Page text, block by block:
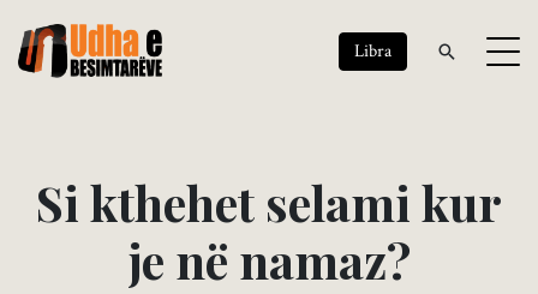
Libra
Si kthehet selami kur
je në namaz?